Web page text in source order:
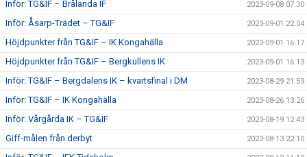
Inför: TG&IF – Brålanda IF 2023-09-08 07:30
Inför: Åsarp-Trädet – TG&IF 2023-09-01 22:04
Höjdpunkter från TG&IF – IK Kongahälla 2023-09-01 16:17
Höjdpunkter från TG&IF – Bergkullens IK 2023-09-01 16:13
Inför: TG&IF – Bergdalens IK – kvartsfinal i DM 2023-08-29 21:59
Inför: TG&IF – IK Kongahälla 2023-08-26 13:26
Inför: Vårgårda IK – TG&IF 2023-08-19 12:43
Giff-målen från derbyt 2023-08-13 22:10